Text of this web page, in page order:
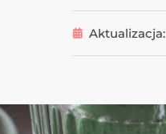
Aktualizacja: